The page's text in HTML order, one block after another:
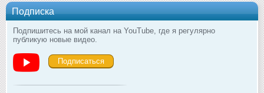
Подписка
Подпишитесь на мой канал на YouTube, где я регулярно
публикую новые видео.
Подписаться